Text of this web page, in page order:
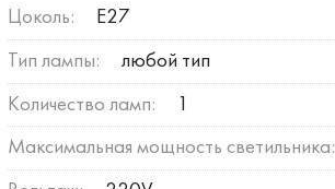
Цоколь: E27
Тип лампы: любой тип
Количество ламп: 1
Максимальная мощность светильника: